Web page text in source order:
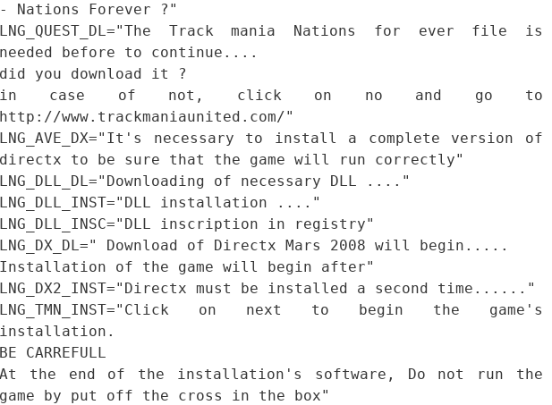
- Nations Forever ?"
LNG_QUEST_DL="The Track mania Nations for ever file is
needed before to continue....
did you download it ?
in case of not, click on no and go to
http://www.trackmaniaunited.com/"
LNG_AVE_DX="It's necessary to install a complete version of
directx to be sure that the game will run correctly"
LNG_DLL_DL="Downloading of necessary DLL ...."
LNG_DLL_INST="DLL installation ...."
LNG_DLL_INSC="DLL inscription in registry"
LNG_DX_DL=" Download of Directx Mars 2008 will begin.....
Installation of the game will begin after"
LNG_DX2_INST="Directx must be installed a second time......"
LNG_TMN_INST="Click on next to begin the game's
installation.
BE CARREFULL
At the end of the installation's software, Do not run the
game by put off the cross in the box"